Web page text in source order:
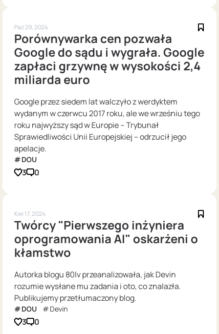
Paz 29, 2024
Porównywarka cen pozwała
Google do sądu i wygrała. Google
zapłaci grzywnę w wysokości 2,4
miliarda euro
Google przez siedem lat walczyło z werdyktem
wydanym w czerwcu 2017 roku, ale we wrześniu tego
roku najwyższy sąd w Europie – Trybunał
Sprawiedliwości Unii Europejskiej – odrzucił jego
apelacje.
DOU
3 0
Kwi 17, 2024
Twórcy "Pierwszego inżyniera
oprogramowania AI" oskarżeni o
kłamstwo
Autorka blogu 80lv przeanalizowała, jak Devin
rozumie wysłane mu zadania i oto, co znalazła.
Publikujemy przetłumaczony blog.
DOU Devin
3 0